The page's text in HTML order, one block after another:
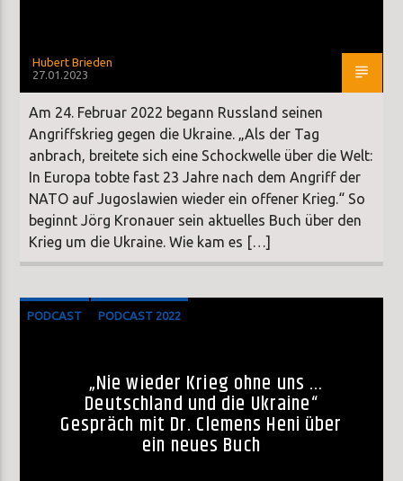
Hubert Brieden
27.01.2023
Am 24. Februar 2022 begann Russland seinen
Angriffskrieg gegen die Ukraine. „Als der Tag
anbrach, breitete sich eine Schockwelle über die Welt:
In Europa tobte fast 23 Jahre nach dem Angriff der
NATO auf Jugoslawien wieder ein offener Krieg.“ So
beginnt Jörg Kronauer sein aktuelles Buch über den
Krieg um die Ukraine. Wie kam es […]
PODCAST PODCAST 2022
„Nie wieder Krieg ohne uns …
Deutschland und die Ukraine“
Gespräch mit Dr. Clemens Heni über
ein neues Buch